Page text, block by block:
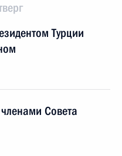
Турции
Совета